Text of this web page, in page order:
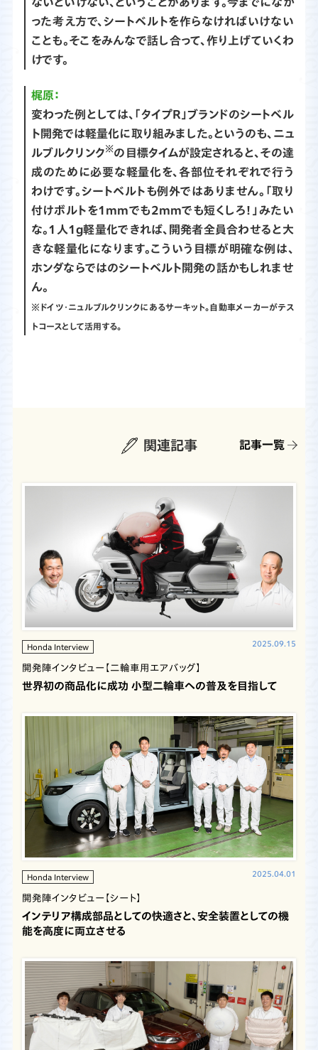
ないといけない、ということがあります。今までになか
った考え方で、シートベルトを作らなければいけない
ことも。そこをみんなで話し合って、作り上げていくわ
けです。
梶原：
変わった例としては、「タイプR」ブランドのシートベル
ト開発では軽量化に取り組みました。というのも、ニュ
ルブルクリンク※の目標タイムが設定されると、その達
成のために必要な軽量化を、各部位それぞれで行う
わけです。シートベルトも例外ではありません。「取り
付けボルトを1mmでも2mmでも短くしろ！」みたい
な。1人1g軽量化できれば、開発者全員合わせると大
きな軽量化になります。こういう目標が明確な例は、
ホンダならではのシートベルト開発の話かもしれませ
ん。
※ドイツ・ニュルブルクリンクにあるサーキット。自動車メーカーがテス
トコースとして活用する。
関連記事 記事一覧
Honda Interview 2025.09.15
開発陣インタビュー【二輪車用エアバッグ】
世界初の商品化に成功 小型二輪車への普及を目指して
Honda Interview 2025.04.01
開発陣インタビュー【シート】
インテリア構成部品としての快適さと、安全装置としての機
能を高度に両立させる